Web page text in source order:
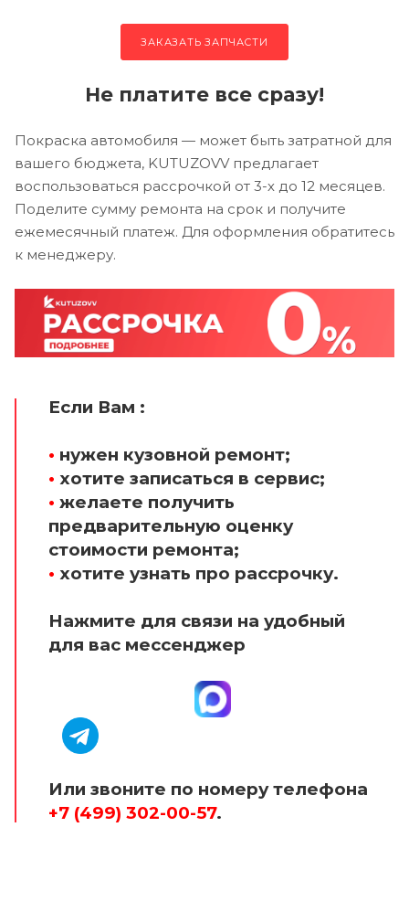
ЗАКАЗАТЬ ЗАПЧАСТИ
Не платите все сразу!
Покраска автомобиля — может быть затратной для
вашего бюджета, KUTUZOVV предлагает
воспользоваться рассрочкой от 3-х до 12 месяцев.
Поделите сумму ремонта на срок и получите
ежемесячный платеж. Для оформления обратитесь
к менеджеру.
Если Вам :
• нужен кузовной ремонт;
• хотите записаться в сервис;
• желаете получить
предварительную оценку
стоимости ремонта;
• хотите узнать про рассрочку.
Нажмите для связи на удобный
для вас мессенджер
Или звоните по номеру телефона
+7 (499) 302-00-57.